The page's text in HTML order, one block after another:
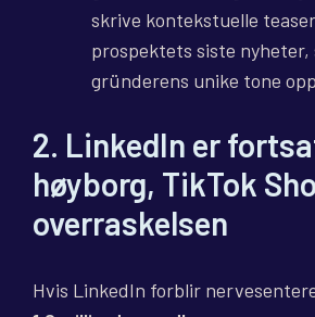
skrive kontekstuelle
prospektets siste nyheter,
gründerens unike tone
2. LinkedIn er
høyborg, TikTok
overraskelsen
Hvis LinkedIn forblir